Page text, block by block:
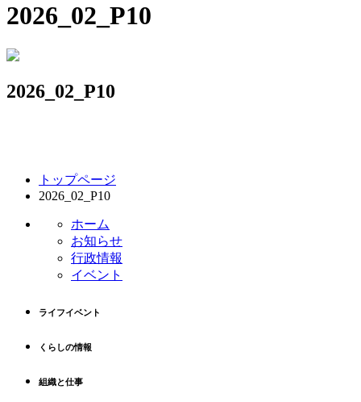
2026_02_P10
2026_02_P10
トップページ
2026_02_P10
ホーム
お知らせ
行政情報
イベント
ライフイベント
くらしの情報
組織と仕事